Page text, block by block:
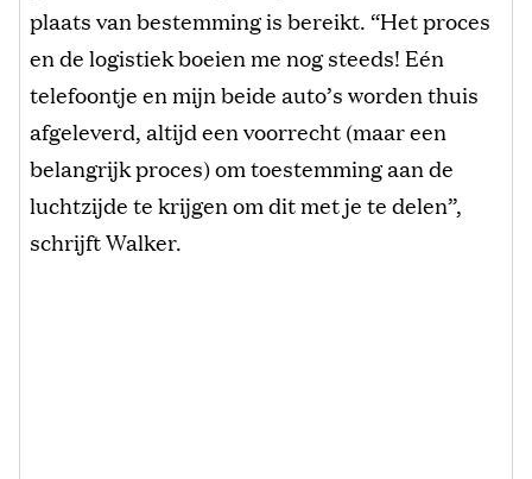
plaats van bestemming is bereikt. “Het proces
en de logistiek boeien me nog steeds! Eén
telefoontje en mijn beide auto’s worden thuis
afgeleverd, altijd een voorrecht (maar een
belangrijk proces) om toestemming aan de
luchtzijde te krijgen om dit met je te delen”,
schrijft Walker.